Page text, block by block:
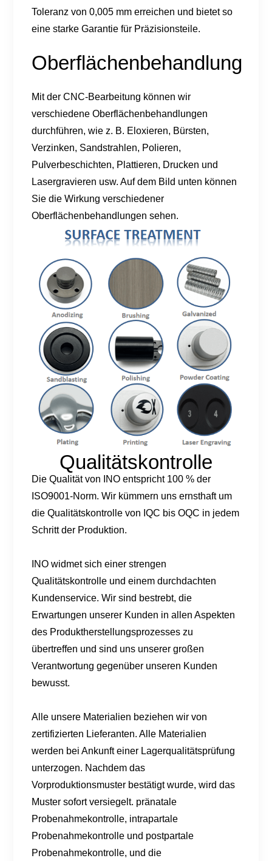
Toleranz von 0,005 mm erreichen und bietet so
eine starke Garantie für Präzisionsteile.
Oberflächenbehandlung
Mit der CNC-Bearbeitung können wir
verschiedene Oberflächenbehandlungen
durchführen, wie z. B. Eloxieren, Bürsten,
Verzinken, Sandstrahlen, Polieren,
Pulverbeschichten, Plattieren, Drucken und
Lasergravieren usw. Auf dem Bild unten können
Sie die Wirkung verschiedener
Oberflächenbehandlungen sehen.
Qualitätskontrolle
Die Qualität von INO entspricht 100 % der
ISO9001-Norm. Wir kümmern uns ernsthaft um
die Qualitätskontrolle von IQC bis OQC in jedem
Schritt der Produktion.
INO widmet sich einer strengen
Qualitätskontrolle und einem durchdachten
Kundenservice. Wir sind bestrebt, die
Erwartungen unserer Kunden in allen Aspekten
des Produktherstellungsprozesses zu
übertreffen und sind uns unserer großen
Verantwortung gegenüber unseren Kunden
bewusst.
Alle unsere Materialien beziehen wir von
zertifizierten Lieferanten. Alle Materialien
werden bei Ankunft einer Lagerqualitätsprüfung
unterzogen. Nachdem das
Vorproduktionsmuster bestätigt wurde, wird das
Muster sofort versiegelt. pränatale
Probenahmekontrolle, intrapartale
Probenahmekontrolle und postpartale
Probenahmekontrolle, und die